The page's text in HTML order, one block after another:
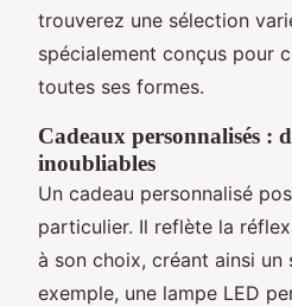
trouverez une sélection
spécialement conçus pour
toutes ses formes.
Cadeaux personnalisés :
inoubliables
Un cadeau personnalisé
particulier. Il reflète la
à son choix, créant ainsi un
exemple, une lampe LED